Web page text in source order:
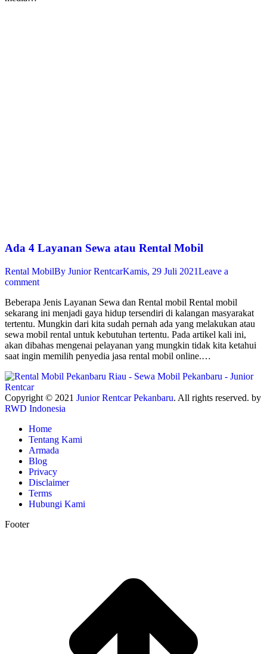
Ada 4 Layanan Sewa atau Rental Mobil
Rental MobilBy Junior RentcarKamis, 29 Juli 2021Leave a
comment
Beberapa Jenis Layanan Sewa dan Rental mobil Rental mobil
sekarang ini menjadi gaya hidup tersendiri di kalangan masyarakat
tertentu. Mungkin dari kita sudah pernah ada yang melakukan atau
sewa mobil rental untuk kebutuhan tertentu. Pada artikel kali ini,
akan dibahas mengenai pelayanan yang mungkin tidak kita ketahui
saat ingin memilih penyedia jasa rental mobil online.…
Copyright © 2021 Junior Rentcar Pekanbaru. All rights reserved. by
RWD Indonesia
Home
Tentang Kami
Armada
Blog
Privacy
Disclaimer
Terms
Hubungi Kami
Footer